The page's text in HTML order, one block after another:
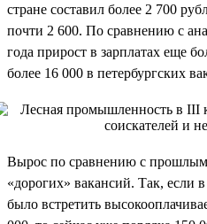
стране составил более 2 700
почти 2 600. По сравнению с
года прирост в зарплатах еще
более 16 000 в петербургских
Вырос по сравнению с прошлым
«дорогих» вакансий. Так, если
было встретить